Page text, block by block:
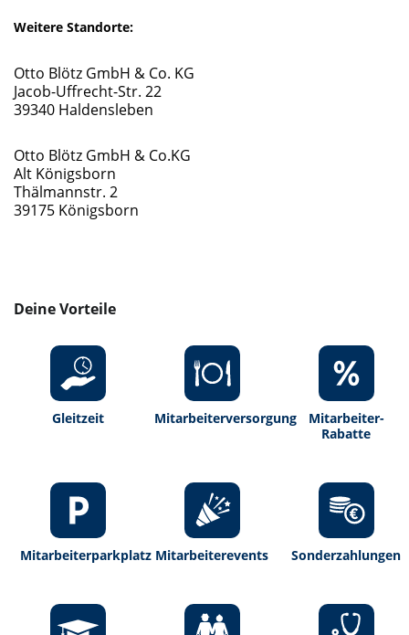
Weitere Standorte:
Otto Blötz GmbH & Co. KG
Jacob-Uffrecht-Str. 22
39340 Haldensleben
Otto Blötz GmbH & Co.KG
Alt Königsborn
Thälmannstr. 2
39175 Königsborn
Deine Vorteile
Gleitzeit Mitarbeiterversorgung
Mitarbeiter-
Rabatte
Mitarbeiterparkplatz Mitarbeiterevents Sonderzahlungen